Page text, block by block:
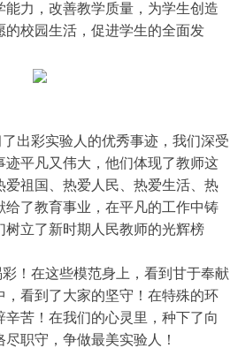
力，改善教学质量，为学生创造
的校园生活，促进学生的全面发
出彩实验人的优秀事迹，我们深受
迹平凡又伟大，他们体现了教师这
爱祖国、热爱人民、热爱生活、热
给了教育事业，在平凡的工作中铸
树立了新时期人民教师的光辉榜
！在这些模范身上，看到甘于奉献
，看到了大家的坚守！在特殊的环
苦！在我们的心灵里，种下了向
职守，争做最美实验人！